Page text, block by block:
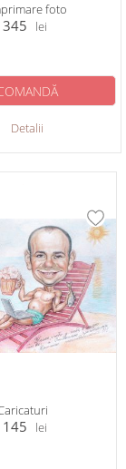
foto
345 lei
Detalii
lei